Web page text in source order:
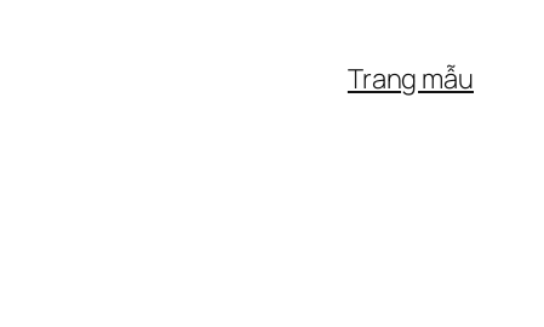
Trang mẫu